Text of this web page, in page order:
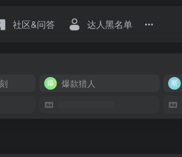
社区&问答 达人黑名单
爆款猎人